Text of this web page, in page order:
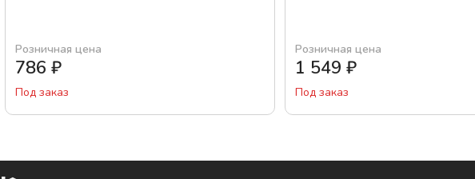
Розничная цена
786 ₽
Под заказ
Розничная цена
1 549 ₽
Под заказ